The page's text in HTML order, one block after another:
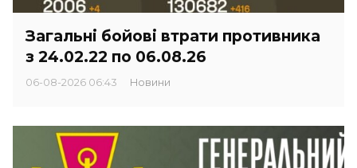
Загальні бойові втрати противника
з 24.02.22 по 06.08.26
06-08-2026 06:43 Новини